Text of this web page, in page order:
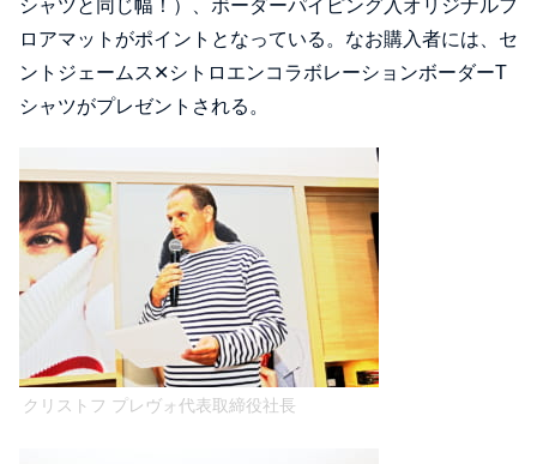
シャツと同じ幅！）、ボーダーパイピング入オリジナルフ
ロアマットがポイントとなっている。なお購入者には、セ
ントジェームス✕シトロエンコラボレーションボーダーT
シャツがプレゼントされる。
クリストフ プレヴォ代表取締役社長